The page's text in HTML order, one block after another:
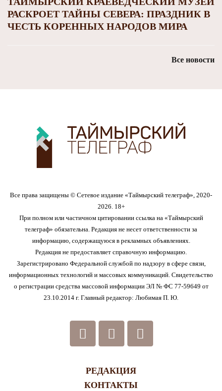
РАСКРОЕТ ТАЙНЫ СЕВЕРА: ПРАЗДНИК В
ЧЕСТЬ КОРЕННЫХ НАРОДОВ МИРА
Все новости
Все права защищены © Сетевое издание «Таймырский телеграф», 2020-
2026. 18+
При полном или частичном цитировании ссылка на «Таймырский
телеграф» обязательна. Редакция не несет ответственности за
информацию, содержащуюся в рекламных объявлениях.
Редакция не предоставляет справочную информацию.
Зарегистрировано Федеральной службой по надзору в сфере связи,
информационных технологий и массовых коммуникаций. Свидетельство
о регистрации средства массовой информации ЭЛ № ФС 77-59649 от
23.10.2014 г. Главный редактор: Любимая П. Ю.
РЕДАКЦИЯ
КОНТАКТЫ